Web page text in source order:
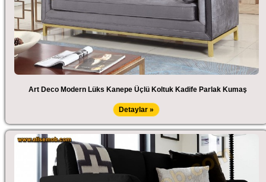
Art Deco Modern Lüks Kanepe Üçlü Koltuk Kadife Parlak Kumaş
Detaylar »